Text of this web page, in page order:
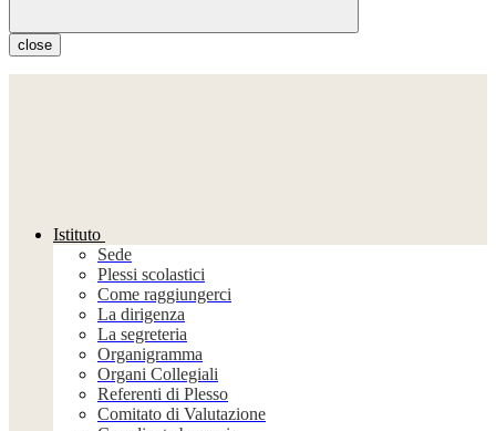
close
Istituto
Sede
Plessi scolastici
Come raggiungerci
La dirigenza
La segreteria
Organigramma
Organi Collegiali
Referenti di Plesso
Comitato di Valutazione